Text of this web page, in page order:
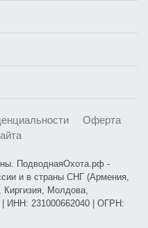
Оферта
ПодводнаяОхота.рф -
и в страны СНГ (Армения,
Молдова,
| ИНН: 231000662040 | ОГРН: